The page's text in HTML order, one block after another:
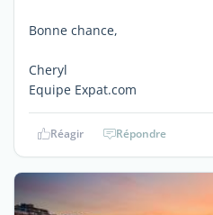
Bonne chance,
Cheryl
Equipe Expat.com
Réagir Répondre